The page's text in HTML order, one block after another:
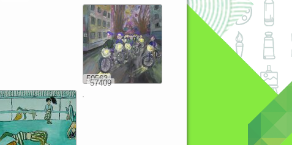
50563
57409